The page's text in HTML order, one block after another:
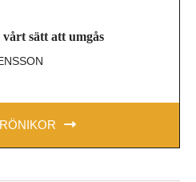
sätt att umgås